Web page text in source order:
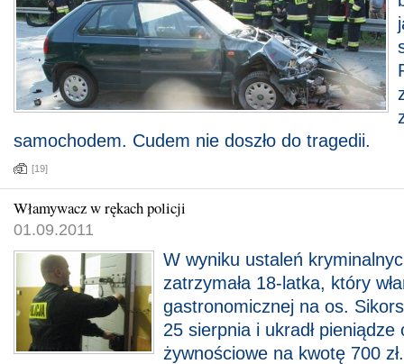
samochodem. Cudem nie doszło do tragedii.
[19]
Włamywacz w rękach policji
01.09.2011
W wyniku ustaleń
zatrzymała 18-latka, który
gastronomicznej na os.
25 sierpnia i ukradł pieniądze
żywnościowe na kwotę 700